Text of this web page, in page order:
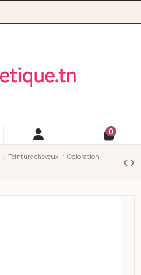
0
Teinture cheveux
Coloration